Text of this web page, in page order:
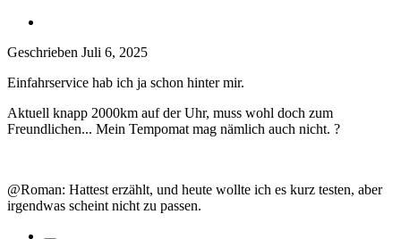
Geschrieben Juli 6, 2025
Einfahrservice hab ich ja schon hinter mir.
Aktuell knapp 2000km auf der Uhr, muss wohl doch zum
Freundlichen... Mein Tempomat mag nämlich auch nicht. ?
@Roman: Hattest erzählt, und heute wollte ich es kurz testen, aber
irgendwas scheint nicht zu passen.